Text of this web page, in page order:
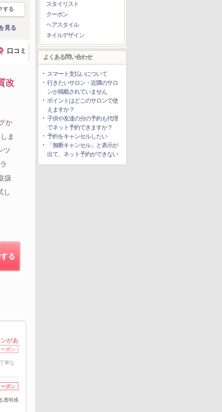
する
見る
口コミ
改
か
ま
ツ
扱
し
る
があ
ポン
寧な
ポン
透明感
スタイリスト
クーポン
ヘアスタイル
ネイルデザイン
よくある問い合わせ
スマート支払いについて
行きたいサロン・近隣のサロ
ンが掲載されていません
ポイントはどこのサロンで使
えますか？
子供や友達の分の予約も代理
でネット予約できますか？
予約をキャンセルしたい
「無断キャンセル」と表示が
出て、ネット予約ができない